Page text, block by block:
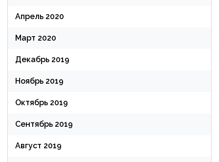
Апрель 2020
Март 2020
Декабрь 2019
Ноябрь 2019
Октябрь 2019
Сентябрь 2019
Август 2019